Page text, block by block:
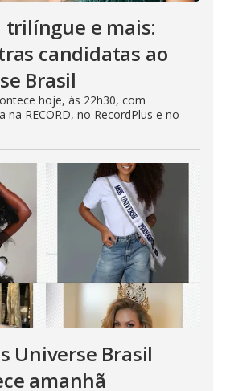
trilíngue e mais:
candidatas ao
Brasil
hoje, às 22h30, com
na RECORD, no RecordPlus e no
Universe Brasil
amanhã